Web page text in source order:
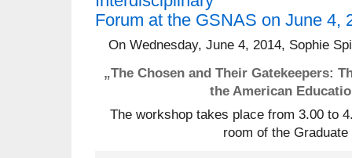
Forum at the GSNAS on June 4,
On Wednesday, June 4, 2014, Sophie
„The Chosen and Their Gatekeepers:
the American
The workshop takes place from 3.00 to
room of the